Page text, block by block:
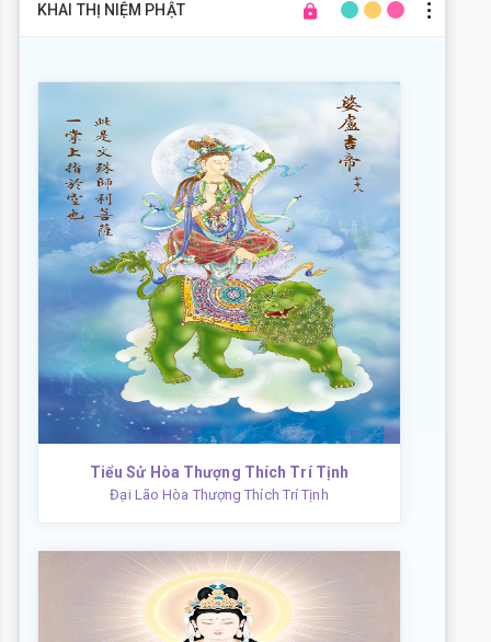
KHAI THỊ NIỆM PHẬT
Tiểu Sử Hòa Thượng Thích Trí Tịnh
Đại Lão Hòa Thượng Thích Trí Tịnh